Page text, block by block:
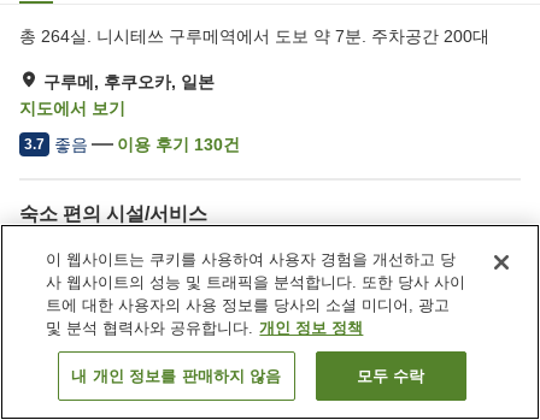
총 264실. 니시테쓰 구루메역에서 도보 약 7분. 주차공간 200대
구루메, 후쿠오카, 일본
지도에서 보기
3.7 좋음 이용 후기 130건
숙소 편의 시설/서비스
주차장
스파 / 미용실
레스토랑
카페
일본 후쿠오카 구루메 호텔 뉴 플라자 구루메
객실 보기
이 웹사이트는 쿠키를 사용하여 사용자 경험을 개선하고 당
사 웹사이트의 성능 및 트래픽을 분석합니다. 또한 당사 사이
트에 대한 사용자의 사용 정보를 당사의 소셜 미디어, 광고
및 분석 협력사와 공유합니다. 개인 정보 정책
내 개인 정보를 판매하지 않음 모두 수락